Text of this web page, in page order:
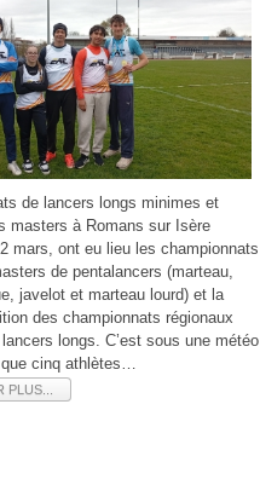
de lancers longs minimes et
masters à Romans sur Isère
mars, ont eu lieu les championnats
de pentalancers (marteau,
javelot et marteau lourd) et la
des championnats régionaux
longs. C’est sous une météo
cinq athlètes…
PLUS...